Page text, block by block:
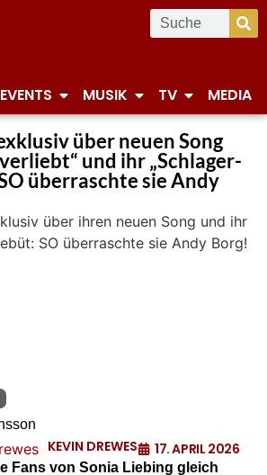
EVENTS MUSIK TV MEDIA
über neuen Song
und ihr „Schlager-
überraschte sie Andy
KEVIN DREWES 17. APRIL 2026
Fans von Sonia Liebing gleich